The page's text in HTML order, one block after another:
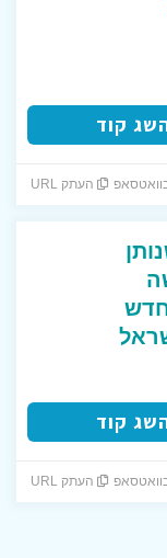
קוד
העתק URL
חדש
קוד
העתק URL